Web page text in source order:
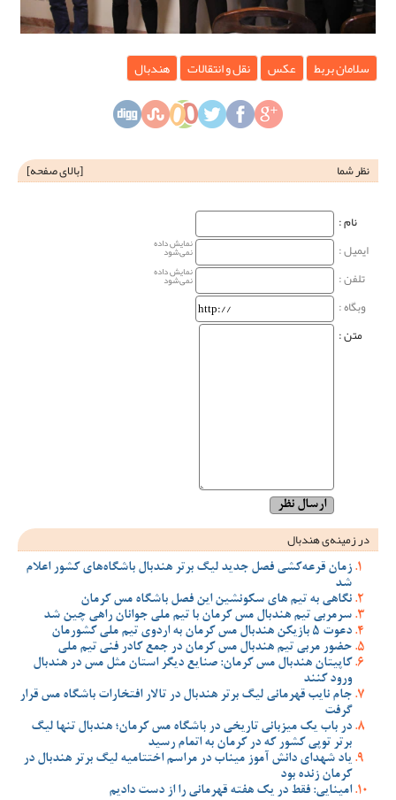
سلامان بربط عکس نقل و انتقالات هندبال
نظر شما [بالای صفحه]
نام‌ :
ایمیل :
نمایش داده
نمی‌شود
تلفن : نمایش داده
نمی‌شود
وبگاه‌ :
متن :
در زمینه‌ی هندبال
زمان قرعه‌کشی فصل جدید لیگ برتر هندبال باشگاه‌های کشور اعلام
شد
نگاهی به تیم های سکونشین این فصل باشگاه مس کرمان
سرمربی تیم هندبال مس کرمان با تیم ملی جوانان راهی چین شد
دعوت 5 بازیکن هندبال مس کرمان به اردوی تیم ملی کشورمان
حضور مربی تیم هندبال مس کرمان در جمع کادر فنی تیم ملی
کاپیتان هندبال مس کرمان: صنایع دیگر استان مثل مس در هندبال
ورود کنند
جام نایب قهرمانی لیگ برتر هندبال در تالار افتخارات باشگاه مس قرار
گرفت
در باب یک میزبانی تاریخی در باشگاه مس کرمان؛ هندبال تنها لیگ
برتر توپی کشور که در کرمان به اتمام رسید
یاد شهدای دانش آموز میناب در مراسم اختتامیه لیگ برتر هندبال در
کرمان زنده بود
امینایی: فقط در یک هفته قهرمانی را از دست دادیم